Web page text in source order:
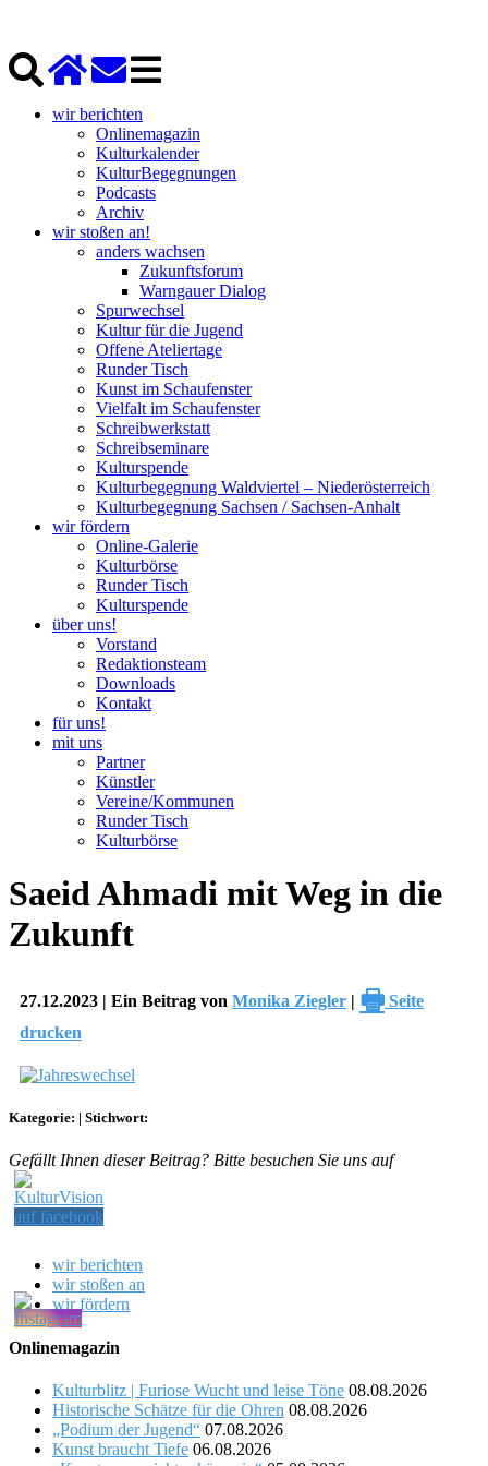
wir berichten
Onlinemagazin
Kulturkalender
KulturBegegnungen
Podcasts
Archiv
wir stoßen an!
anders wachsen
Zukunftsforum
Warngauer Dialog
Spurwechsel
Kultur für die Jugend
Offene Ateliertage
Runder Tisch
Kunst im Schaufenster
Vielfalt im Schaufenster
Schreibwerkstatt
Schreibseminare
Kulturspende
Kulturbegegnung Waldviertel – Niederösterreich
Kulturbegegnung Sachsen / Sachsen-Anhalt
wir fördern
Online-Galerie
Kulturbörse
Runder Tisch
Kulturspende
über uns!
Vorstand
Redaktionsteam
Downloads
Kontakt
für uns!
mit uns
Partner
Künstler
Vereine/Kommunen
Runder Tisch
Kulturbörse
Saeid Ahmadi mit Weg in die
Zukunft
27.12.2023 | Ein Beitrag von Monika Ziegler | 🖶 Seite
drucken
Kategorie: | Stichwort:
Gefällt Ihnen dieser Beitrag? Bitte besuchen Sie uns auf
wir berichten
wir stoßen an
wir fördern
Onlinemagazin
Kulturblitz | Furiose Wucht und leise Töne 08.08.2026
Historische Schätze für die Ohren 08.08.2026
„Podium der Jugend“ 07.08.2026
Kunst braucht Tiefe 06.08.2026